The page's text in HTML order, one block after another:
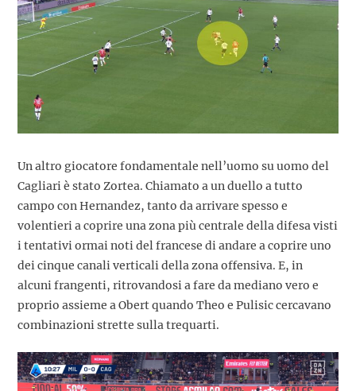
Un altro giocatore fondamentale nell’uomo su uomo del
Cagliari è stato Zortea. Chiamato a un duello a tutto
campo con Hernandez, tanto da arrivare spesso e
volentieri a coprire una zona più centrale della difesa visti
i tentativi ormai noti del francese di andare a coprire uno
dei cinque canali verticali della zona offensiva. E, in
alcuni frangenti, ritrovandosi a fare da mediano vero e
proprio assieme a Obert quando Theo e Pulisic cercavano
combinazioni strette sulla trequarti.